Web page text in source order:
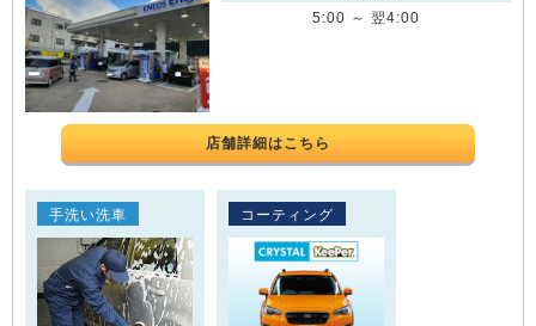
5:00 ～ 翌4:00
店舗詳細はこちら
手洗い洗車 コーティング